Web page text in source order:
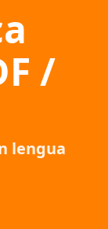
/
lengua